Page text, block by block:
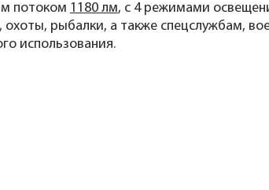
потоком 1180 лм, с 4 режимами
рыбалки, а также спецслужбам,
использования.